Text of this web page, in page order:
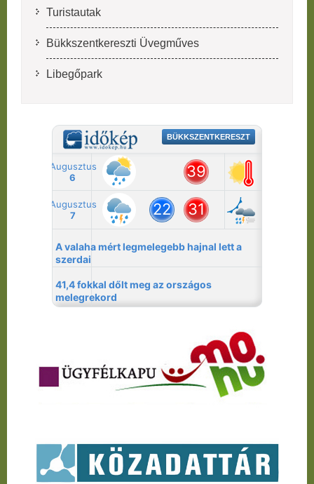
Turistautak
Bükkszentkereszti Üvegműves
Libegőpark